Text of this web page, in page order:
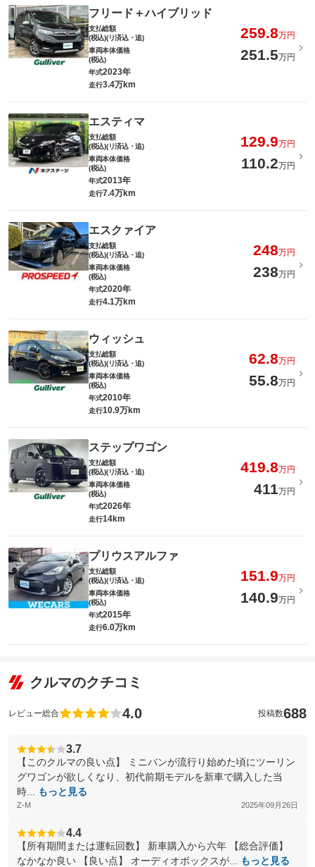
フリード＋ハイブリッド
支払総額
(税込)(リ済込・追)
259.8万円
車両本体価格
(税込)
251.5万円
年式2023年
走行3.4万km
エスティマ
支払総額
(税込)(リ済込・追)
129.9万円
車両本体価格
(税込)
110.2万円
年式2013年
走行7.4万km
エスクァイア
支払総額
(税込)(リ済込・追)
248万円
車両本体価格
(税込)
238万円
年式2020年
走行4.1万km
ウィッシュ
支払総額
(税込)(リ済込・追)
62.8万円
車両本体価格
(税込)
55.8万円
年式2010年
走行10.9万km
ステップワゴン
支払総額
(税込)(リ済込・追)
419.8万円
車両本体価格
(税込)
411万円
年式2026年
走行14km
プリウスアルファ
支払総額
(税込)(リ済込・追)
151.9万円
車両本体価格
(税込)
140.9万円
年式2015年
走行6.0万km
クルマのクチコミ
レビュー総合 4.0 投稿数688
3.7
【このクルマの良い点】 ミニバンが流行り始めた頃にツーリン
グワゴンが欲しくなり、初代前期モデルを新車で購入した当
時...
もっと見る
Z-M 2025年09月26日
4.4
【所有期間または運転回数】 新車購入から六年 【総合評価】
なかなか良い 【良い点】 オーディオボックスが...
もっと見る